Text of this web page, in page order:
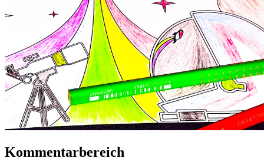
Kommentarbereich